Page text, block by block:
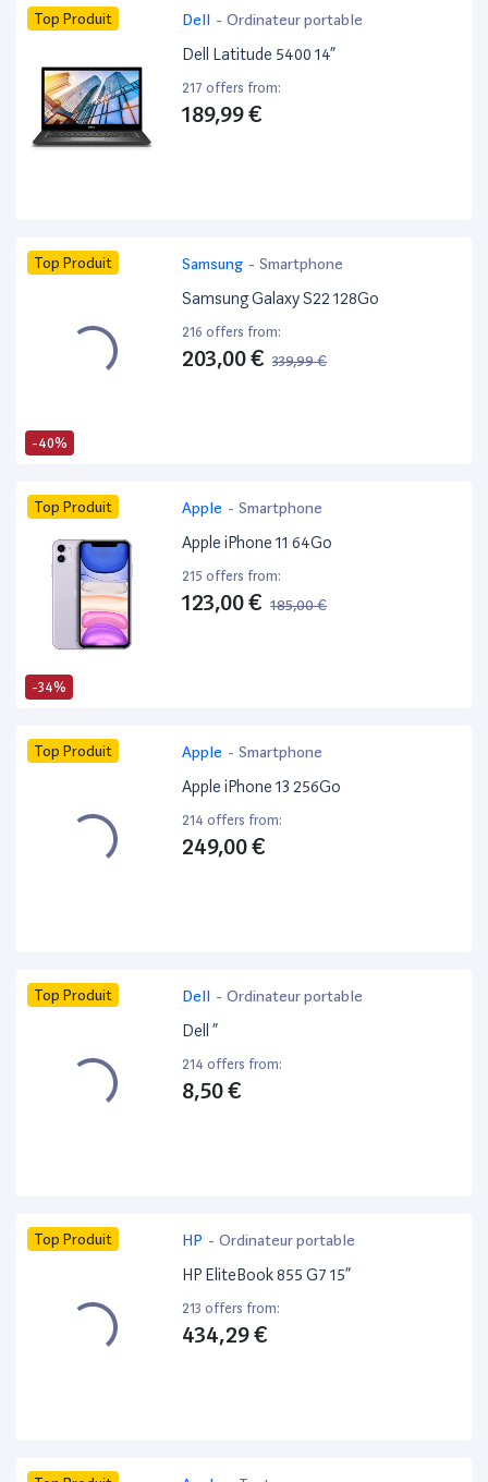
Top Produit Dell - Ordinateur portable
Dell Latitude 5400 14”
217 offers from:
189,99 €
-40%
Top Produit Samsung - Smartphone
Samsung Galaxy S22 128Go
216 offers from:
203,00 € 339,99 €
-34%
Top Produit Apple - Smartphone
Apple iPhone 11 64Go
215 offers from:
123,00 € 185,00 €
Top Produit Apple - Smartphone
Apple iPhone 13 256Go
214 offers from:
249,00 €
Top Produit Dell - Ordinateur portable
Dell ”
214 offers from:
8,50 €
Top Produit HP - Ordinateur portable
HP EliteBook 855 G7 15”
213 offers from:
434,29 €